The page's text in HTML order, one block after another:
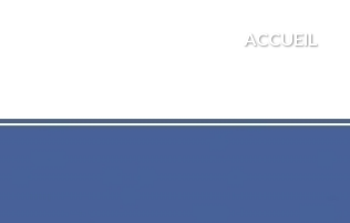
ACCUEIL